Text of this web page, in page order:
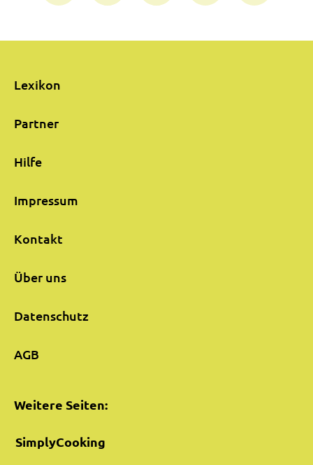
Lexikon
Partner
Hilfe
Impressum
Kontakt
Über uns
Datenschutz
AGB
Weitere Seiten:
SimplyCooking